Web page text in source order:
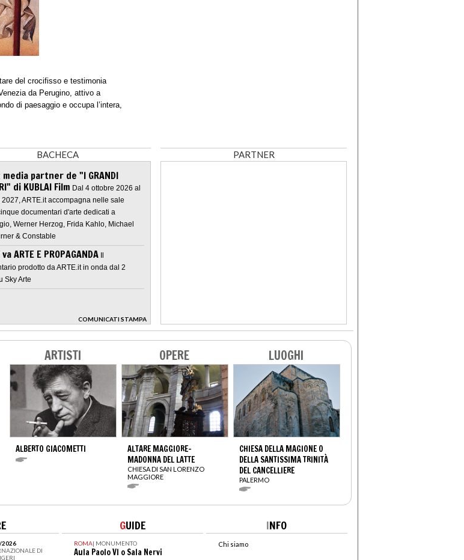
del crocifisso e testimonia
da Perugino, attivo a
di paesaggio e occupa l’intera,
BACHECA
media partner de "I GRANDI
di KUBLAI Film Dal 4 ottobre 2026 al
ARTE.it accompagna nelle sale
documentari d'arte dedicati a
Werner Herzog, Frida Kahlo, Michael
& Constable
ARTE E PROPAGANDA Il
prodotto da ARTE.it in onda dal 2
Sky Arte
COMUNICATI STAMPA
>
PARTNER
ARTISTI
ALBERTO GIACOMETTI
OPERE
ALTARE MAGGIORE-
MADONNA DEL LATTE
CHIESA DI SAN LORENZO
MAGGIORE
LUOGHI
CHIESA DELLA MAGIONE O
DELLA SANTISSIMA TRINITÀ
DEL CANCELLIERE
PALERMO
2026
DI
GUIDE
ROMA| MONUMENTO
Aula Paolo VI o Sala Nervi
INFO
Chi siamo